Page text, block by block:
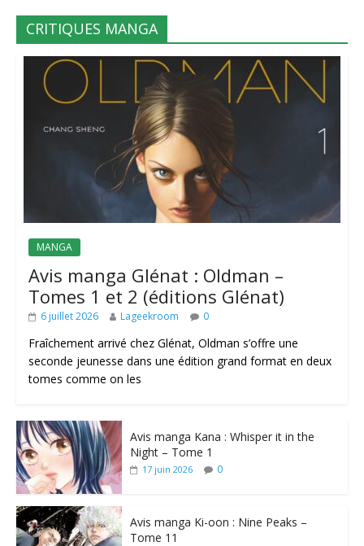
CRITIQUES MANGA
MANGA
Avis manga Glénat : Oldman –
Tomes 1 et 2 (éditions Glénat)
6 juillet 2026 Lageekroom 0
Fraîchement arrivé chez Glénat, Oldman s’offre une
seconde jeunesse dans une édition grand format en deux
tomes comme on les
Avis manga Kana : Whisper it in the
Night – Tome 1
17 juin 2026 0
Avis manga Ki-oon : Nine Peaks –
Tome 11